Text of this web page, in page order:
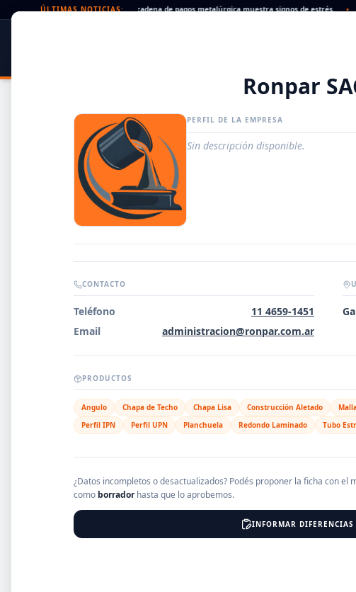
ÚLTIMAS NOTICIAS:
Cheques rechazados en alza: la cadena de pagos metalúrgica muestra signos de estrés •
DISTRIBUIDORES
Error al
Ronpar
PERFIL DE LA EMPRESA
Sin descripción disponible.
CONTACTO
Teléfono
11 4659-1451
Email
administracion@ronpar.com.ar
PRODUCTOS
Angulo Chapa de Techo Chapa Lisa Construcción Aletado
Perfil IPN
Perfil UPN Planchuela Redondo Laminado Tubo
¿Datos incompletos o desactualizados? Podés proponer la ficha con
como borradorhasta que lo aprobemos.
INFORMAR DIFERENCIAS